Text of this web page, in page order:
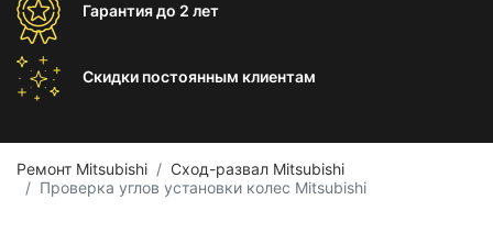
Гарантиядо 2 лет
Скидки постоянным клиентам
Ремонт Mitsubishi
Сход-развал Mitsubishi
Проверка углов установки колес Mitsubishi